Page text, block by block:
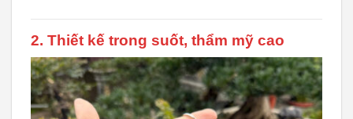
2. Thiết kế trong suốt, thẩm mỹ cao